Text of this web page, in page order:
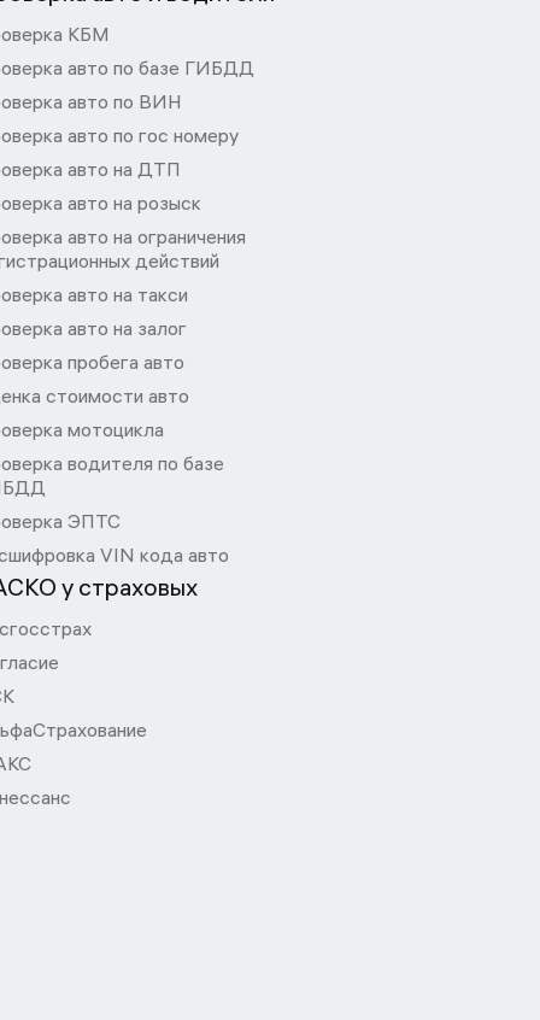
КБМ
авто по базе ГИБДД
авто по ВИН
авто по гос номеру
авто на ДТП
авто на розыск
авто на ограничения
действий
авто на такси
авто на залог
пробега авто
стоимости авто
мотоцикла
водителя по базе
ЭПТС
VIN кода авто
у страховых